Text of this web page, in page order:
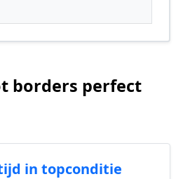
borders perfect
in topconditie